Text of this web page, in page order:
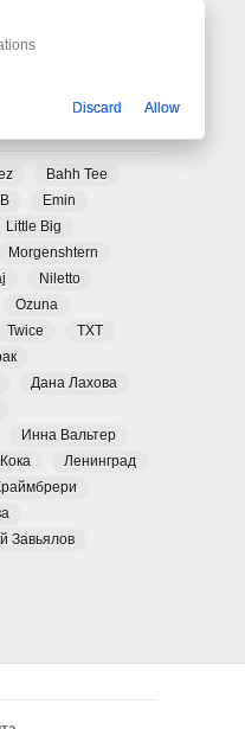
Bahh Tee
Emin
Little Big
Morgenshtern
Niletto
Ozuna
Twice
TXT
Дана Лахова
Инна Вальтер
Ленинград
Завьялов
Discard Allow